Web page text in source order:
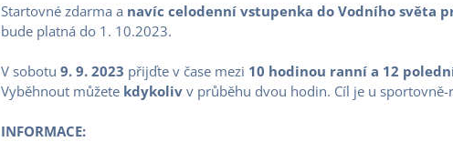
Startovné zdarma a navíc celodenní vstupenka do Vodního světa
bude platná do 1. 10.2023.
V sobotu 9. 9. 2023 přijďte v čase mezi 10 hodinou ranní a 12
Vyběhnout můžete kdykoliv v průběhu dvou hodin. Cíl je u
INFORMACE: